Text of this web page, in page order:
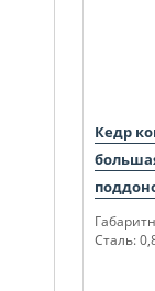
Кедр
Сталь: